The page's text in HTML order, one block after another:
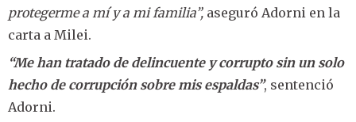
protegerme a mí y a mi familia”, aseguró Adorni en la
carta a Milei.
“Me han tratado de delincuente y corrupto sin un solo
hecho de corrupción sobre mis espaldas”, sentenció
Adorni.